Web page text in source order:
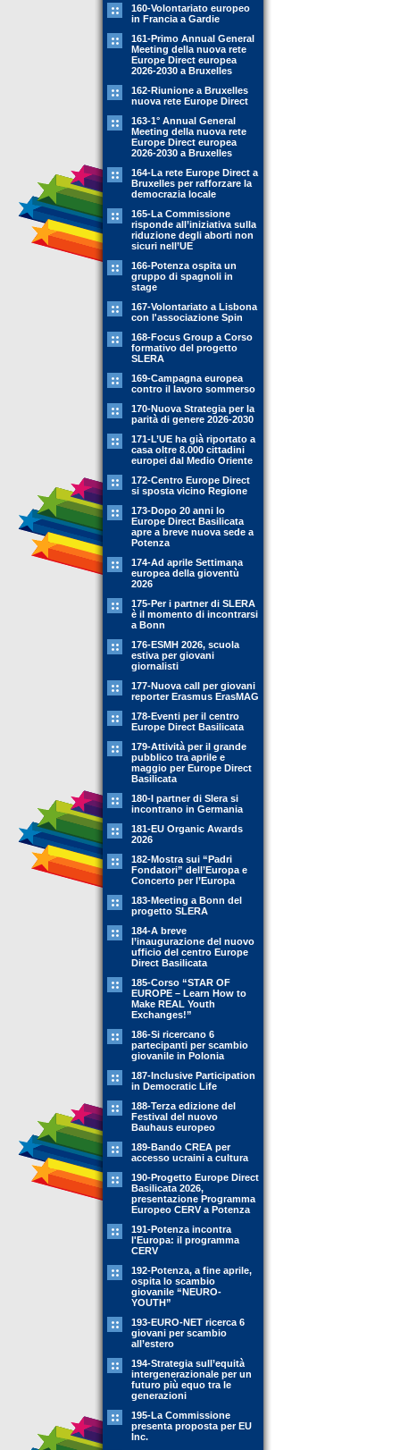
160-Volontariato europeo
in Francia a Gardie
161-Primo Annual General
Meeting della nuova rete
Europe Direct europea
2026-2030 a Bruxelles
162-Riunione a Bruxelles
nuova rete Europe Direct
163-1° Annual General
Meeting della nuova rete
Europe Direct europea
2026-2030 a Bruxelles
164-La rete Europe Direct a
Bruxelles per rafforzare la
democrazia locale
165-La Commissione
risponde all’iniziativa sulla
riduzione degli aborti non
sicuri nell’UE
166-Potenza ospita un
gruppo di spagnoli in
stage
167-Volontariato a Lisbona
con l'associazione Spin
168-Focus Group a Corso
formativo del progetto
SLERA
169-Campagna europea
contro il lavoro sommerso
170-Nuova Strategia per la
parità di genere 2026-2030
171-L’UE ha già riportato a
casa oltre 8.000 cittadini
europei dal Medio Oriente
172-Centro Europe Direct
si sposta vicino Regione
173-Dopo 20 anni lo
Europe Direct Basilicata
apre a breve nuova sede a
Potenza
174-Ad aprile Settimana
europea della gioventù
2026
175-Per i partner di SLERA
è il momento di incontrarsi
a Bonn
176-ESMH 2026, scuola
estiva per giovani
giornalisti
177-Nuova call per giovani
reporter Erasmus ErasMAG
178-Eventi per il centro
Europe Direct Basilicata
179-Attività per il grande
pubblico tra aprile e
maggio per Europe Direct
Basilicata
180-I partner di Slera si
incontrano in Germania
181-EU Organic Awards
2026
182-Mostra sui “Padri
Fondatori” dell’Europa e
Concerto per l’Europa
183-Meeting a Bonn del
progetto SLERA
184-A breve
l’inaugurazione del nuovo
ufficio del centro Europe
Direct Basilicata
185-Corso “STAR OF
EUROPE – Learn How to
Make REAL Youth
Exchanges!”
186-Si ricercano 6
partecipanti per scambio
giovanile in Polonia
187-Inclusive Participation
in Democratic Life
188-Terza edizione del
Festival del nuovo
Bauhaus europeo
189-Bando CREA per
accesso ucraini a cultura
190-Progetto Europe Direct
Basilicata 2026,
presentazione Programma
Europeo CERV a Potenza
191-Potenza incontra
l'Europa: il programma
CERV
192-Potenza, a fine aprile,
ospita lo scambio
giovanile “NEURO-
YOUTH”
193-EURO-NET ricerca 6
giovani per scambio
all’estero
194-Strategia sull’equità
intergenerazionale per un
futuro più equo tra le
generazioni
195-La Commissione
presenta proposta per EU
Inc.